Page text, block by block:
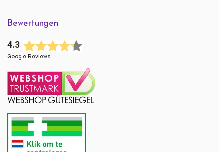
Bewertungen
4.3
Google Reviews